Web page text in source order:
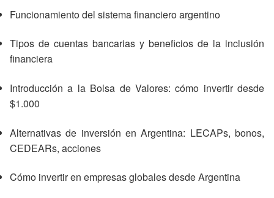
Funcionamiento del sistema financiero argentino
Tipos de cuentas bancarias y beneficios de la inclusión
financiera
Introducción a la Bolsa de Valores: cómo invertir desde
$1.000
Alternativas de inversión en Argentina: LECAPs, bonos,
CEDEARs, acciones
Cómo invertir en empresas globales desde Argentina